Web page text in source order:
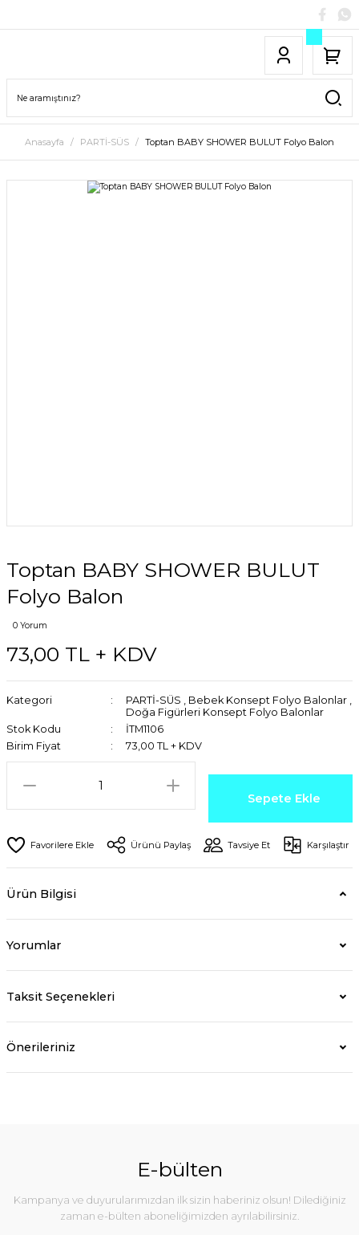
Anasayfa PARTİ-SÜS Toptan BABY SHOWER BULUT Folyo Balon
Toptan BABY SHOWER BULUT
Folyo Balon
0 Yorum
73,00 TL + KDV
Kategori PARTİ-SÜS , Bebek Konsept Folyo Balonlar ,
Doğa Figürleri Konsept Folyo Balonlar
Stok Kodu
İTM1106
Birim Fiyat
73,00 TL + KDV
Sepete Ekle
Ürünü Paylaş Tavsiye Et Karşılaştır
Ürün Bilgisi
Yorumlar
Taksit Seçenekleri
Önerileriniz
E-bülten
Kampanya ve duyurularımızdan ilk sizin haberiniz olsun! Dilediğiniz
zaman e-bülten aboneliğimizden ayrılabilirsiniz.